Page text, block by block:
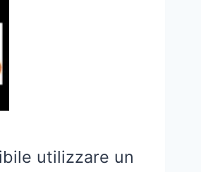
utilizzare un